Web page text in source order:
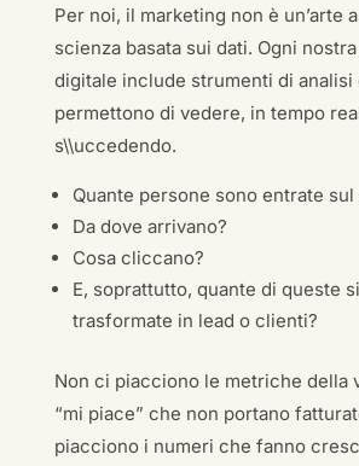
Per noi, il marketing non è un’arte
scienza basata sui dati. Ogni
digitale include strumenti di analisi
permettono di vedere, in tempo
s\\uccedendo.
Quante persone sono entrate sul
Da dove arrivano?
Cosa cliccano?
E, soprattutto, quante di queste
trasformate in lead o clienti?
Non ci piacciono le metriche della
“mi piace” che non portano
piacciono i numeri che fanno